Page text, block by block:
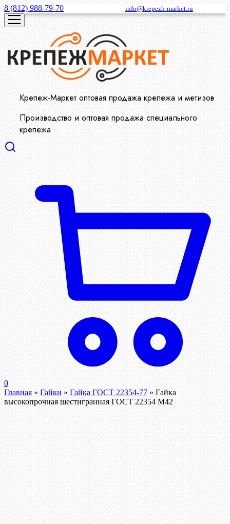
8 (812) 988-79-70 info@krepezh-market.ru
Крепеж-Маркет оптовая продажа крепежа и метизов
Производство и оптовая продажа специального
крепежа
0
Главная » Гайки » Гайка ГОСТ 22354-77 » Гайка
высокопрочная шестигранная ГОСТ 22354 М42